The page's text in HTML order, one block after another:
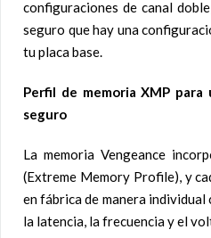
configuraciones de canal
seguro que hay una
tu placa base.
Perfil de memoria XMP
seguro
La memoria Vengeance
(Extreme Memory Profile), y
en fábrica de manera
la latencia, la frecuencia y el